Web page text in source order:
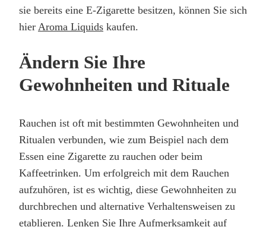
sie bereits eine E-Zigarette besitzen, können Sie sich
hier Aroma Liquids kaufen.
Ändern Sie Ihre
Gewohnheiten und Rituale
Rauchen ist oft mit bestimmten Gewohnheiten und
Ritualen verbunden, wie zum Beispiel nach dem
Essen eine Zigarette zu rauchen oder beim
Kaffeetrinken. Um erfolgreich mit dem Rauchen
aufzuhören, ist es wichtig, diese Gewohnheiten zu
durchbrechen und alternative Verhaltensweisen zu
etablieren. Lenken Sie Ihre Aufmerksamkeit auf